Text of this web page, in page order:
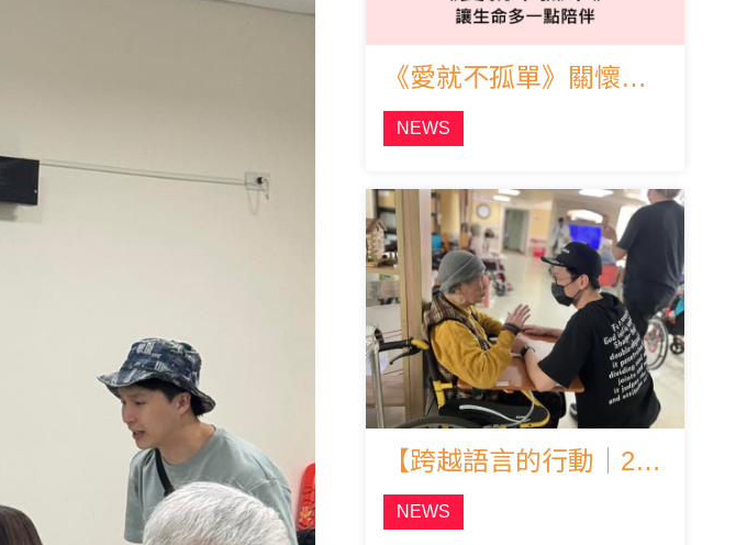
《愛就不孤單》關懷陪伴企劃書
NEWS
【跨越語言的行動｜2026公益關懷陪伴之旅三月出動】
NEWS